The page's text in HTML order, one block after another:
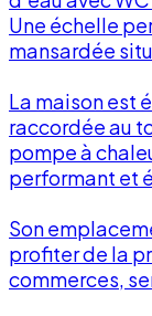
Une échelle
mansardée
La maison est
raccordée au
pompe à
performant et
Son
profiter de la
commerces,